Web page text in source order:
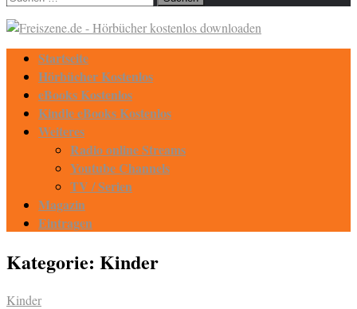
Startseite
Hörbücher Kostenlos
eBooks Kostenlos
Kindle eBooks Kostenlos
Weiteres
Radio online Streams
Youtube Channels
TV / Serien
Magazin
Eintragen
Kategorie: Kinder
Kinder